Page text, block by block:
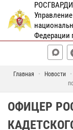
Федерации
Главная Новости
ОФИЦЕР